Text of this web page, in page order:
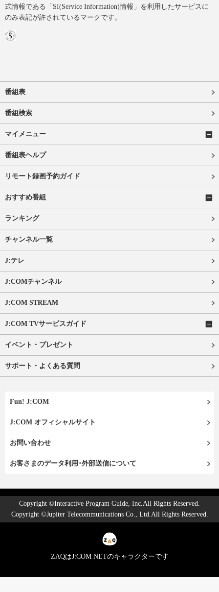
式情報である「SI(Service Information)情報」を利用したサービスに
のみ表記が許されているマークです。
番組表
番組検索
マイメニュー
番組表ヘルプ
リモート録画予約ガイド
おすすめ番組
ランキング
チャンネル一覧
J:テレ
J:COMチャンネル
J:COM STREAM
J:COM TVサービスガイド
イベント・プレゼント
サポート・よくある質問
Fun! J:COM
J:COM オフィシャルサイト
お問い合わせ
お客さまのデータ利用･外部送信について
Copyright ©Interactive Program Guide, Inc.All Rights Reserved.
Copyright ©Jupiter Telecommunications Co., Ltd.All Rights Reserved.
ZAQはJ:COM NETのキャラクターです